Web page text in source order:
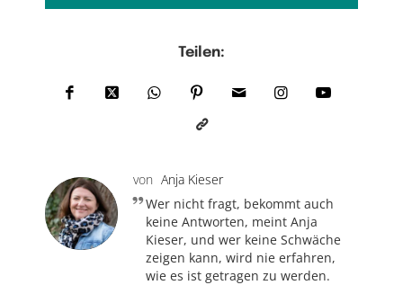
Teilen:
von Anja Kieser
Wer nicht fragt, bekommt auch
keine Antworten, meint Anja
Kieser, und wer keine Schwäche
zeigen kann, wird nie erfahren,
wie es ist getragen zu werden.